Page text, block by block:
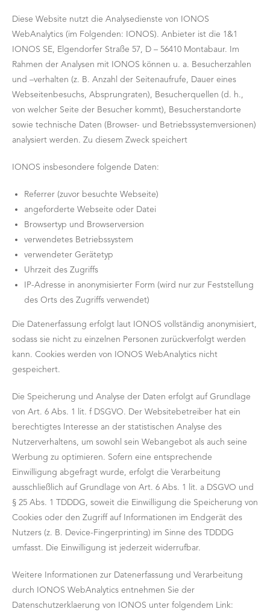
Diese Website nutzt die Analysedienste von IONOS
WebAnalytics (im Folgenden: IONOS). Anbieter ist die 1&1
IONOS SE, Elgendorfer Straße 57, D – 56410 Montabaur. Im
Rahmen der Analysen mit IONOS können u. a. Besucherzahlen
und –verhalten (z. B. Anzahl der Seitenaufrufe, Dauer eines
Webseitenbesuchs, Absprungraten), Besucherquellen (d. h.,
von welcher Seite der Besucher kommt), Besucherstandorte
sowie technische Daten (Browser- und Betriebssystemversionen)
analysiert werden. Zu diesem Zweck speichert
IONOS insbesondere folgende Daten:
Referrer (zuvor besuchte Webseite)
angeforderte Webseite oder Datei
Browsertyp und Browserversion
verwendetes Betriebssystem
verwendeter Gerätetyp
Uhrzeit des Zugriffs
IP-Adresse in anonymisierter Form (wird nur zur Feststellung
des Orts des Zugriffs verwendet)
Die Datenerfassung erfolgt laut IONOS vollständig anonymisiert,
sodass sie nicht zu einzelnen Personen zurückverfolgt werden
kann. Cookies werden von IONOS WebAnalytics nicht
gespeichert.
Die Speicherung und Analyse der Daten erfolgt auf Grundlage
von Art. 6 Abs. 1 lit. f DSGVO. Der Websitebetreiber hat ein
berechtigtes Interesse an der statistischen Analyse des
Nutzerverhaltens, um sowohl sein Webangebot als auch seine
Werbung zu optimieren. Sofern eine entsprechende
Einwilligung abgefragt wurde, erfolgt die Verarbeitung
ausschließlich auf Grundlage von Art. 6 Abs. 1 lit. a DSGVO und
§ 25 Abs. 1 TDDDG, soweit die Einwilligung die Speicherung von
Cookies oder den Zugriff auf Informationen im Endgerät des
Nutzers (z. B. Device-Fingerprinting) im Sinne des TDDDG
umfasst. Die Einwilligung ist jederzeit widerrufbar.
Weitere Informationen zur Datenerfassung und Verarbeitung
durch IONOS WebAnalytics entnehmen Sie der
Datenschutzerklaerung von IONOS unter folgendem Link: